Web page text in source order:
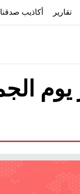
تقارير أكاذيب
يوم